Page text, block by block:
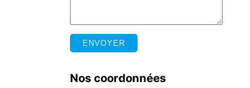
Nos coordonnées